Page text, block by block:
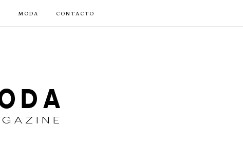
MODA CONTACTO